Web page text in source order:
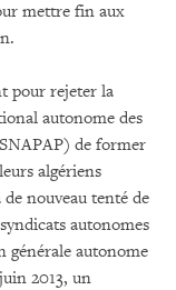
mettre fin aux
pour rejeter la
autonome des
de former
algériens
nouveau tenté de
autonomes
générale autonome
2013, un